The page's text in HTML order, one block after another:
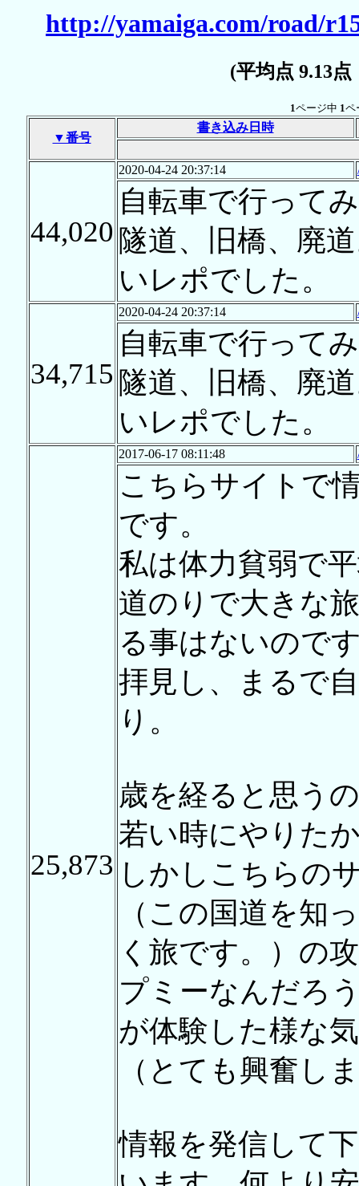
http://yamaiga.com/road/
(平均点 9.13
1ページ中 1ペ
▼番号
書き込み日時
44,020
2020-04-24 20:37:14
自転車で行って
隧道、旧橋、廃
いレポでした。
34,715
2020-04-24 20:37:14
自転車で行って
隧道、旧橋、廃
いレポでした。
25,873
2017-06-17 08:11:48
こちらサイトで
です。
私は体力貧弱で
道のりで大きな
る事はないので
拝見し、まるで
り。
歳を経ると思う
若い時にやりた
しかしこちらの
（この国道を知
く旅です。）の
プミーなんだろ
が体験した様な
（とても興奮し
情報を発信して